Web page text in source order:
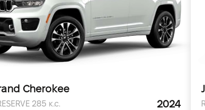
Cherokee
285 к.с. 2024